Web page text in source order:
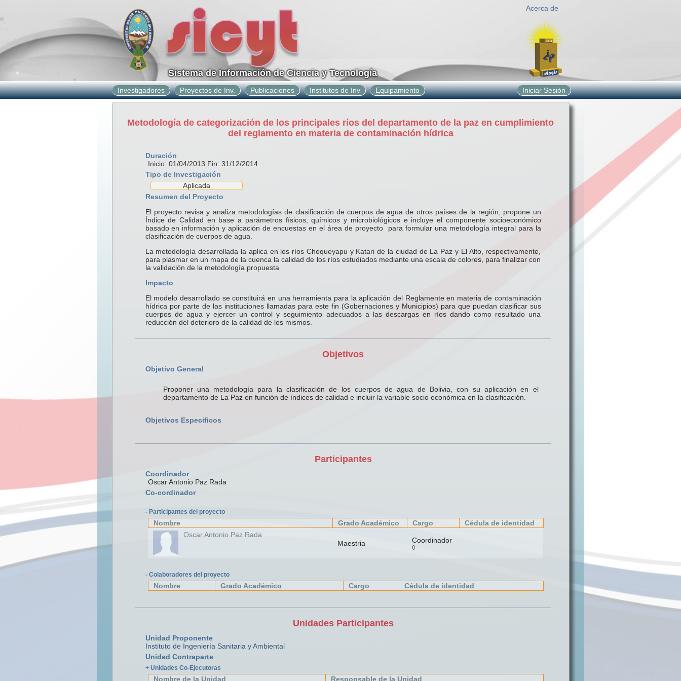
Acerca de
Sistema de Información de Ciencia y Tecnología
Investigadores Proyectos de Inv. Publicaciones Institutos de Inv Equipamiento Iniciar Sesión
Metodología de categorización de los principales ríos del departamento de la paz en cumplimiento
del reglamento en materia de contaminación hídrica
Duración
Inicio: 01/04/2013 Fin: 31/12/2014
Tipo de Investigación
Aplicada
Resumen del Proyecto
El proyecto revisa y analiza metodologías de clasificación de cuerpos de agua de otros países de la región, propone un
Índice de Calidad en base a parámetros físicos, químicos y microbiológicos e incluye el componente socioeconómico
basado en información y aplicación de encuestas en el área de proyecto para formular una metodología integral para la
clasificación de cuerpos de agua.
La metodología desarrollada la aplica en los ríos Choqueyapu y Katari de la ciudad de La Paz y El Alto, respectivamente,
para plasmar en un mapa de la cuenca la calidad de los ríos estudiados mediante una escala de colores, para finalizar con
la validación de la metodología propuesta
Impacto
El modelo desarrollado se constituirá en una herramienta para la aplicación del Reglamente en materia de contaminación
hídrica por parte de las instituciones llamadas para este fin (Gobernaciones y Municipios) para que puedan clasificar sus
cuerpos de agua y ejercer un control y seguimiento adecuados a las descargas en ríos dando como resultado una
reducción del deterioro de la calidad de los mismos.
Objetivos
Objetivo General
Proponer una metodología para la clasificación de los cuerpos de agua de Bolivia, con su aplicación en el
departamento de La Paz en función de índices de calidad e incluir la variable socio económica en la clasificación.
Objetivos Especificos
Participantes
Coordinador
Oscar Antonio Paz Rada
Co-cordinador
- Participantes del proyecto
Nombre Grado Académico Cargo
Cédula de identidad
Oscar Antonio Paz Rada
Maestria
Coordinador
()
- Colaboradores del proyecto
Nombre Grado Académico Cargo Cédula de identidad
Unidades Participantes
Unidad Proponente
Instituto de Ingeniería Sanitaria y Ambiental
Unidad Contraparte
+ Unidades Co-Ejecutoras
Nombre de la Unidad Responsable de la Unidad